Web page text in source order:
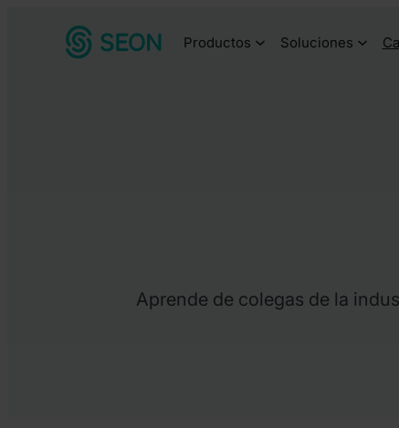
Productos Soluciones
Aprende de colegas de la